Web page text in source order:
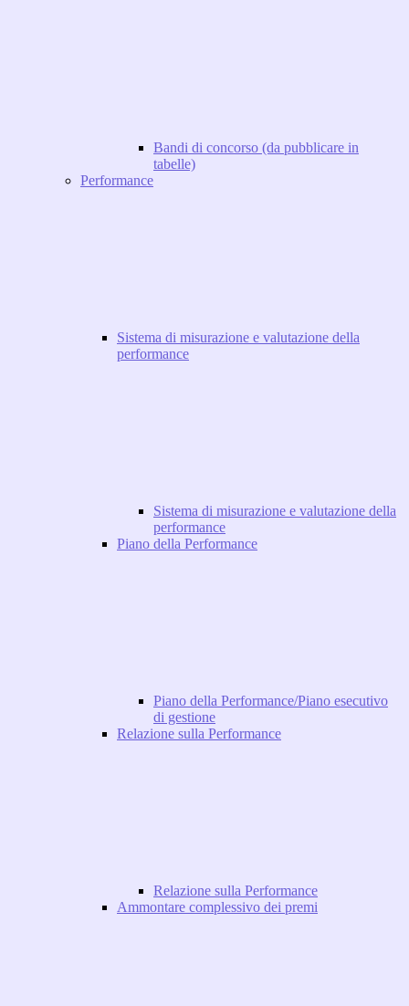
Bandi di concorso (da pubblicare in
tabelle)
Performance
Sistema di misurazione e valutazione della
performance
Sistema di misurazione e valutazione della
performance
Piano della Performance
Piano della Performance/Piano esecutivo
di gestione
Relazione sulla Performance
Relazione sulla Performance
Ammontare complessivo dei premi